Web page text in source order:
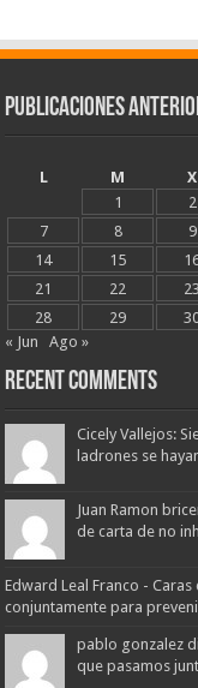
Publicaciones
L
M X
1
2
7
8 9
14
15
21
22 23
28
29
« Jun
Ago »
Recent Comments
Cicely Vallejos:
ladrones se
Juan Ramon
de carta de no
Edward Leal Franco -
conjuntamente para
pablo gonzalez
que pasamos